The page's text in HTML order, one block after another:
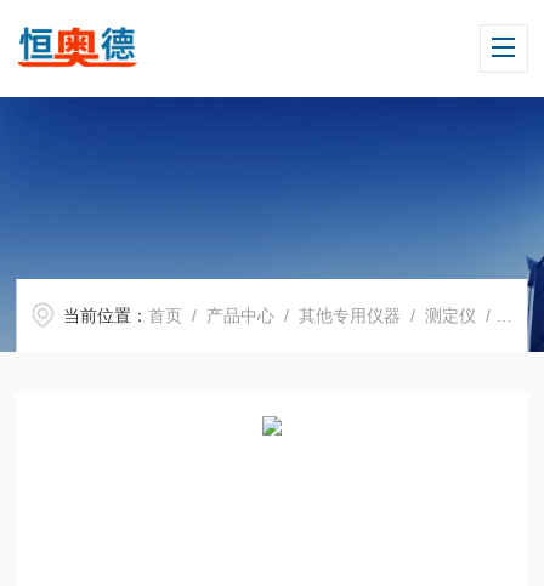
当前位置：首页 / 产品中心 /其他专用仪器 /测定仪 / H11883程控比热容测量仪